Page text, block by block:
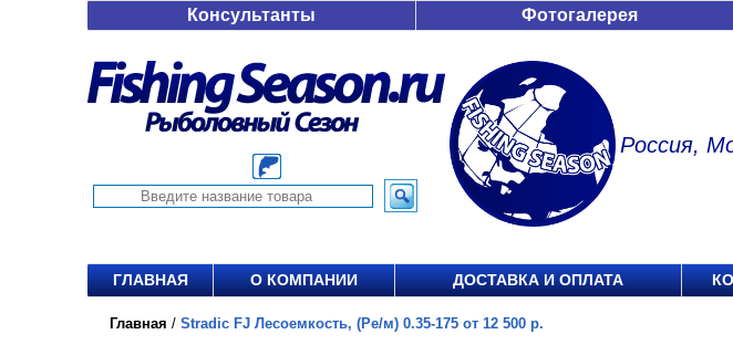
Консультанты Фотогалерея
Россия,
ГЛАВНАЯ О КОМПАНИИ ДОСТАВКА И ОПЛАТА
Главная / Stradic FJ Лесоемкость, (Ре/м) 0.35-175 от 12 500 р.